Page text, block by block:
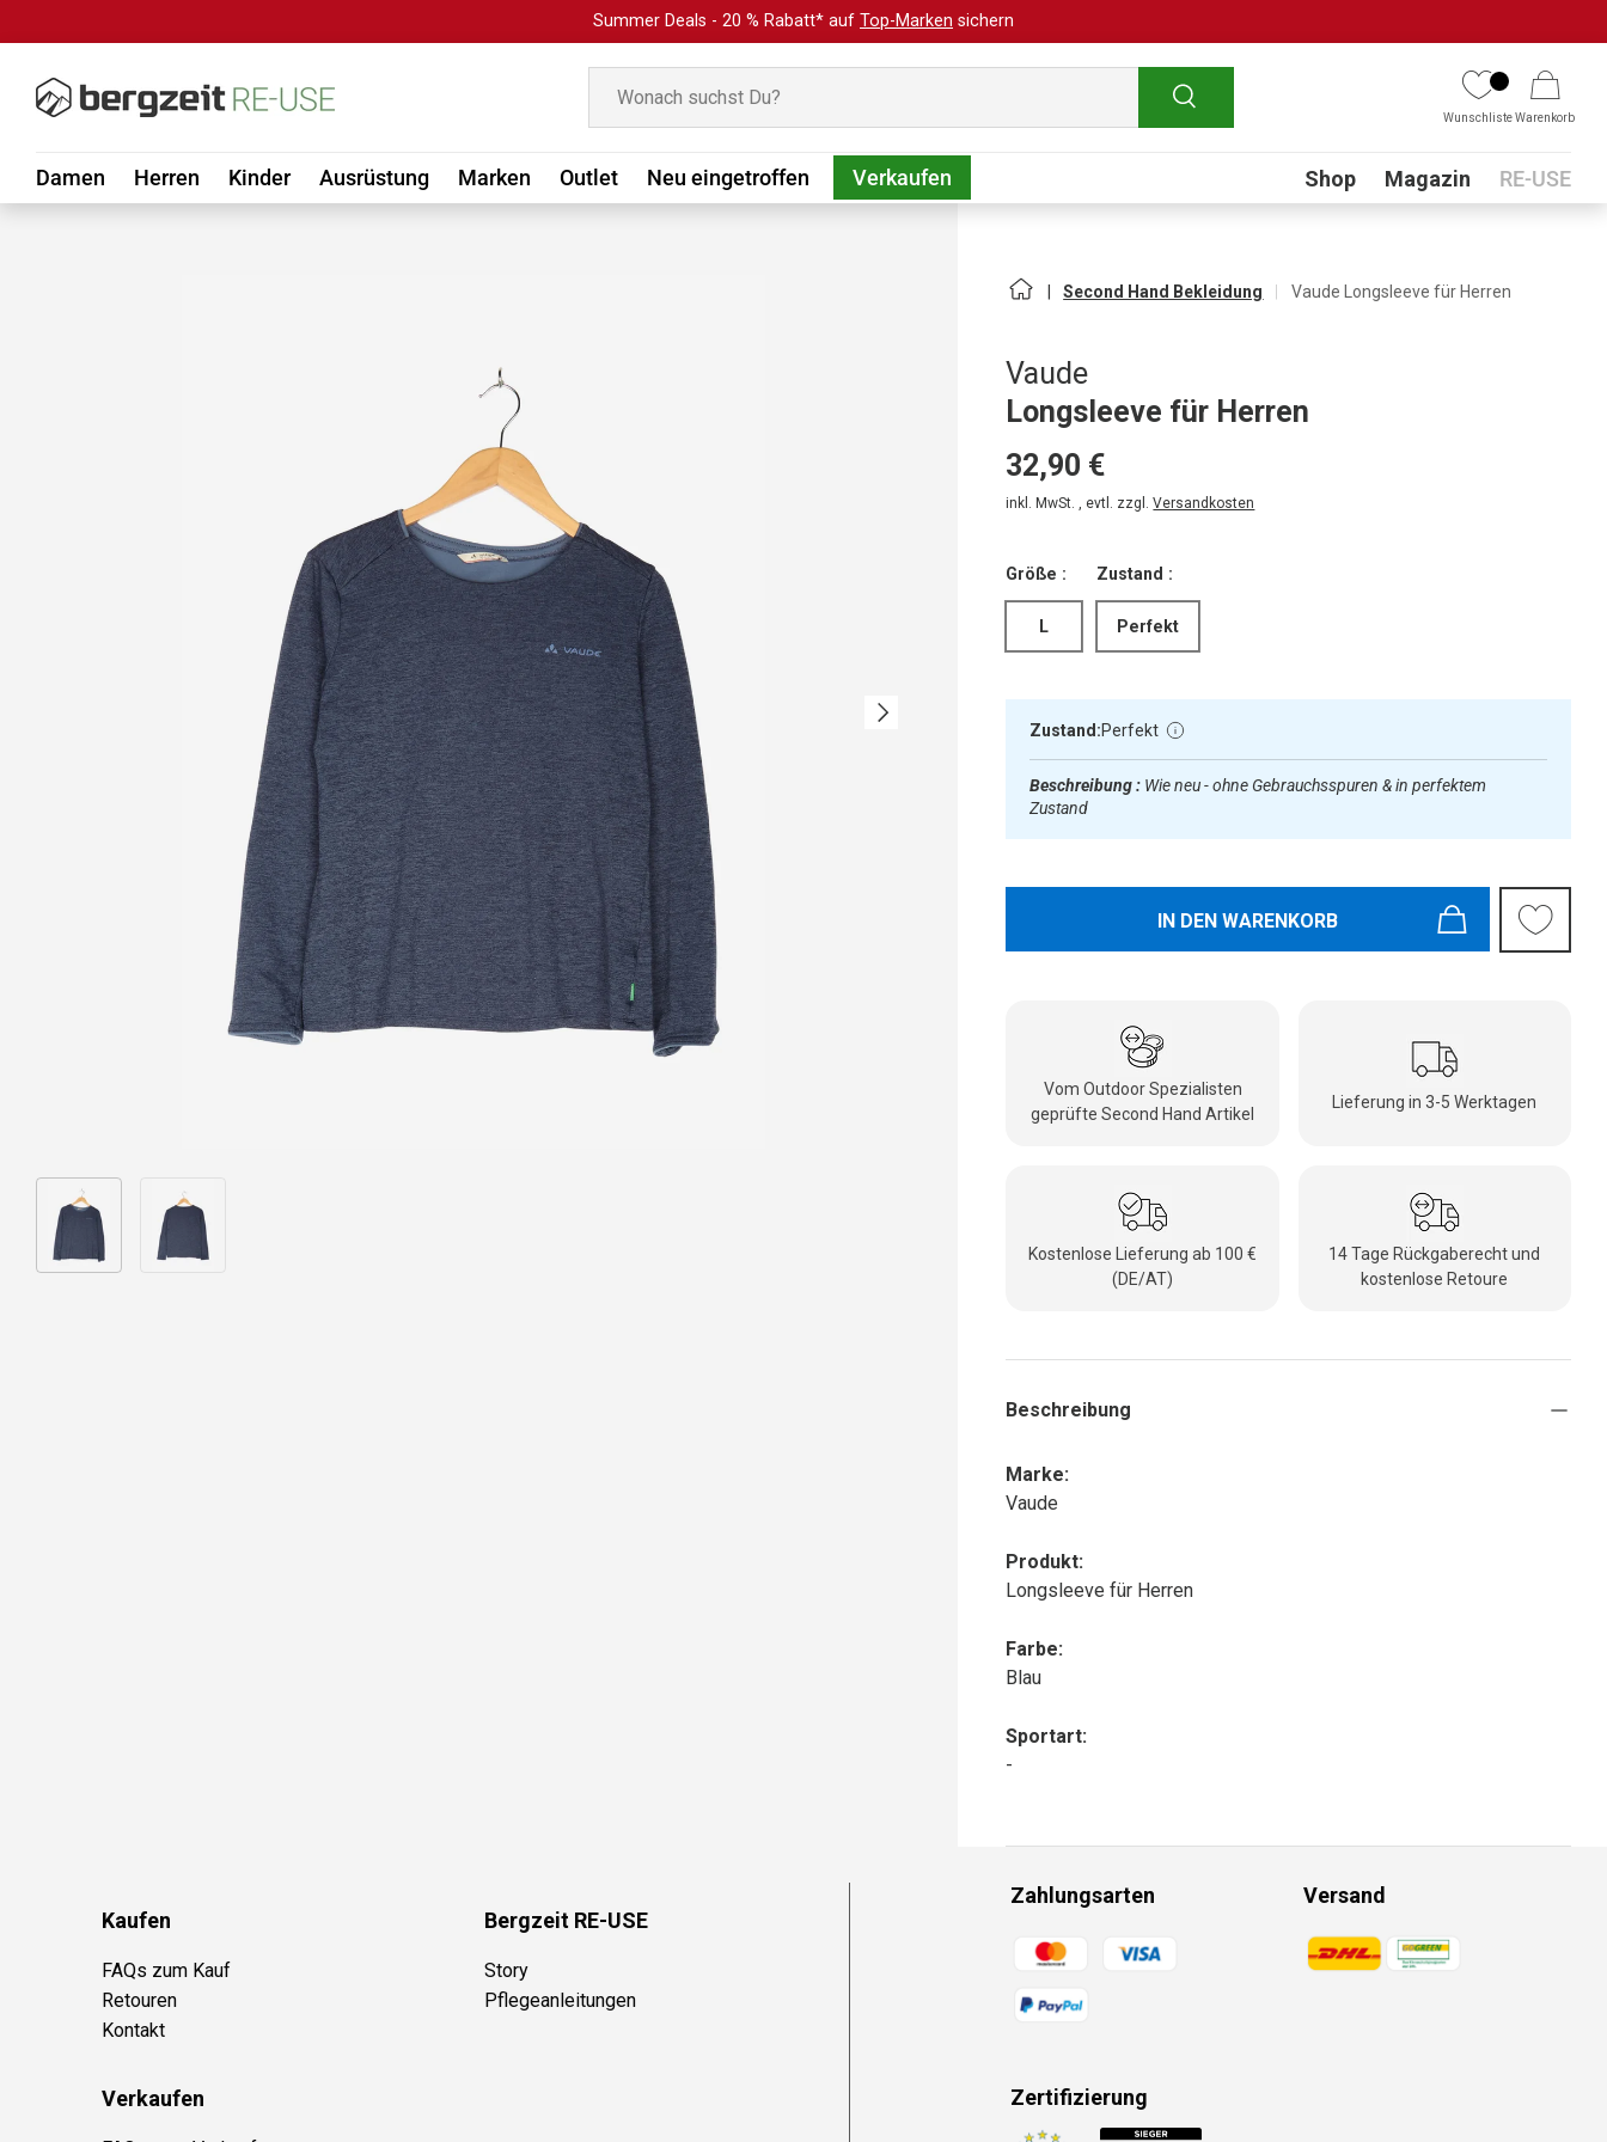
Summer Deals - 20 % Rabatt* auf Top-Marken sichern
Suchen
WunschlisteWarenkorb
Damen Herren Kinder Ausrüstung Marken Outlet Neu eingetroffen Verkaufen Submenu
Shop Magazin RE-USE
Nächste
Bild 1 in Galerieansicht laden
Second Hand Bekleidung Vaude Longsleeve für Herren
Vaude
Longsleeve für Herren
32,90 €
inkl. MwSt. , evtl. zzgl.Versandkosten
Größe :
L
Zustand :
Perfekt
Zustand:Perfekt
Beschreibung : Wie neu - ohne Gebrauchsspuren & in perfektem
Zustand
IN DEN WARENKORB
Vom Outdoor Spezialisten
geprüfte Second Hand Artikel
Lieferung in 3-5 Werktagen
Kostenlose Lieferung ab 100 €
(DE/AT)
14 Tage Rückgaberecht und
kostenlose Retoure
Beschreibung
Marke:
Vaude
Produkt:
Longsleeve für Herren
Farbe:
Blau
Sportart:
-
Kaufen
FAQs zum Kauf
Retouren
Kontakt
Bergzeit RE-USE
Story
Pflegeanleitungen
Verkaufen
Zahlungsarten
Zahlungsmethoden
Versand
Zahlungsmethoden
Zertifizierung